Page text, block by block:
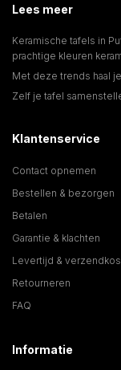
Lees meer
Keramische tafels in
prachtige kleuren
Met deze trends haal
Zelf je tafel
Klantenservice
Contact opnemen
Bestellen & bezorgen
Betalen
Garantie & klachten
Levertijd &
Retourneren
FAQ
Informatie